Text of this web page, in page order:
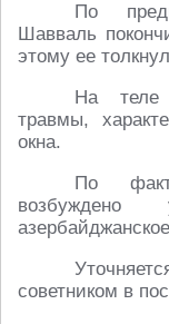
По
Шавваль
этому ее
На теле
травмы,
окна.
По
возбуждено
советником в